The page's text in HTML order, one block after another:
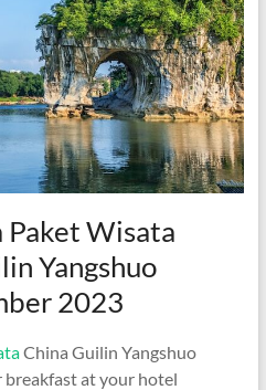
Paket Wisata
Yangshuo
2023
China Guilin Yangshuo
at your hotel